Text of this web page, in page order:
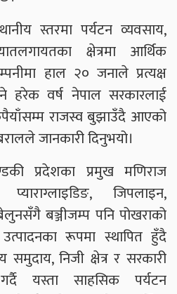
स्तरमा पर्यटन व्यवसाय,
क्षेत्रमा आर्थिक
हाल २० जनाले प्रत्यक्ष
हरेक वर्ष नेपाल सरकारलाई
राजस्व बुझाउँदै आएको
जानकारी दिनुभयो।
प्रदेशका प्रमुख मणिराज
जिपलाइन,
बञ्जीजम्प पनि पोखराको
रूपमा स्थापित हुँदै
निजी क्षेत्र र सरकारी
यस्ता साहसिक पर्यटन